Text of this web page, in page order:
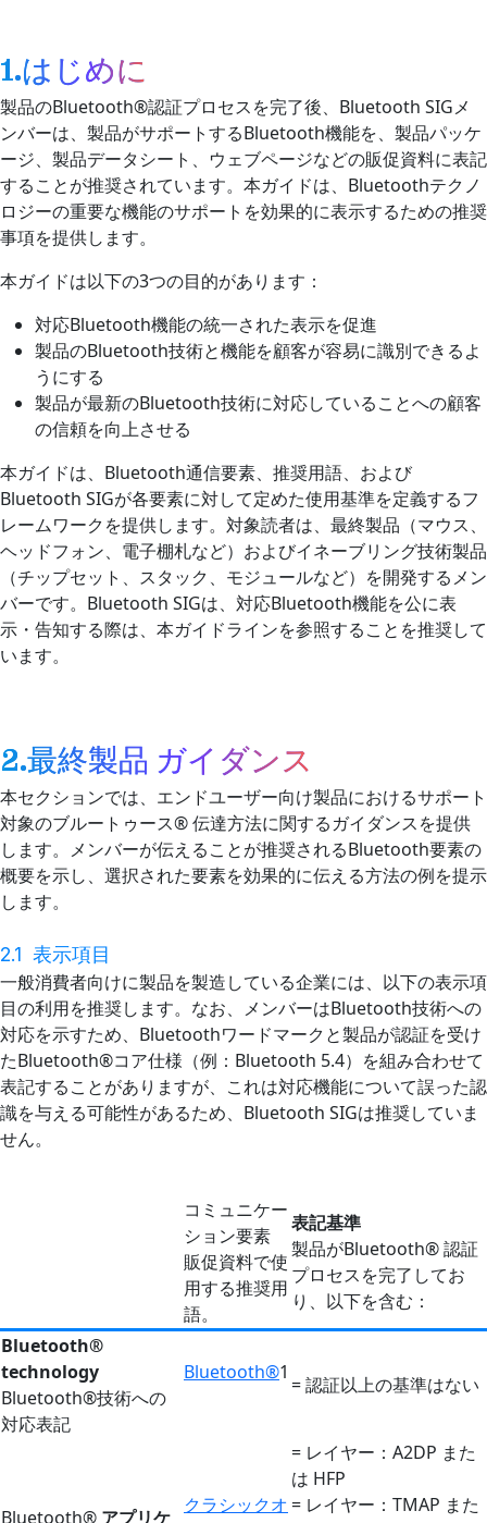
1.はじめに
製品のBluetooth®認証プロセスを完了後、Bluetooth SIGメ
ンバーは、製品がサポートするBluetooth機能を、製品パッケ
ージ、製品データシート、ウェブページなどの販促資料に表記
することが推奨されています。本ガイドは、Bluetoothテクノ
ロジーの重要な機能のサポートを効果的に表示するための推奨
事項を提供します。
本ガイドは以下の3つの目的があります：
対応Bluetooth機能の統一された表示を促進
製品のBluetooth技術と機能を顧客が容易に識別できるよ
うにする
製品が最新のBluetooth技術に対応していることへの顧客
の信頼を向上させる
本ガイドは、Bluetooth通信要素、推奨用語、および
Bluetooth SIGが各要素に対して定めた使用基準を定義するフ
レームワークを提供します。対象読者は、最終製品（マウス、
ヘッドフォン、電子棚札など）およびイネーブリング技術製品
（チップセット、スタック、モジュールなど）を開発するメン
バーです。Bluetooth SIGは、対応Bluetooth機能を公に表
示・告知する際は、本ガイドラインを参照することを推奨して
います。
2.最終製品 ガイダンス
本セクションでは、エンドユーザー向け製品におけるサポート
対象のブルートゥース® 伝達方法に関するガイダンスを提供
します。メンバーが伝えることが推奨されるBluetooth要素の
概要を示し、選択された要素を効果的に伝える方法の例を提示
します。
2.1 表示項目
一般消費者向けに製品を製造している企業には、以下の表示項
目の利用を推奨します。なお、メンバーはBluetooth技術への
対応を示すため、Bluetoothワードマークと製品が認証を受け
たBluetooth®コア仕様（例：Bluetooth 5.4）を組み合わせて
表記することがありますが、これは対応機能について誤った認
識を与える可能性があるため、Bluetooth SIGは推奨していま
せん。
コミュニケー
ション要素
販促資料で使
用する推奨用
語。
表記基準
製品がBluetooth® 認証
プロセスを完了してお
り、以下を含む：
Bluetooth®
technology
Bluetooth®技術への
対応表記
Bluetooth®1
= 認証以上の基準はない
Bluetooth® アプリケ
クラシックオ
= レイヤー：A2DP また
は HFP
= レイヤー：TMAP また